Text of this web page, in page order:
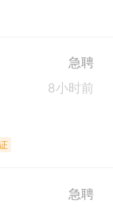
急聘
8小时前
急聘